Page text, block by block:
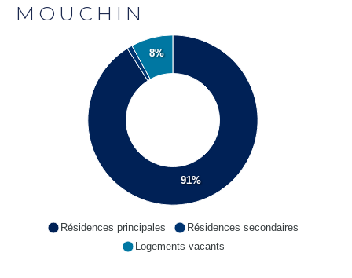
MOUCHIN
91%
8%
Résidences principales
Résidences secondaires
Logements vacants